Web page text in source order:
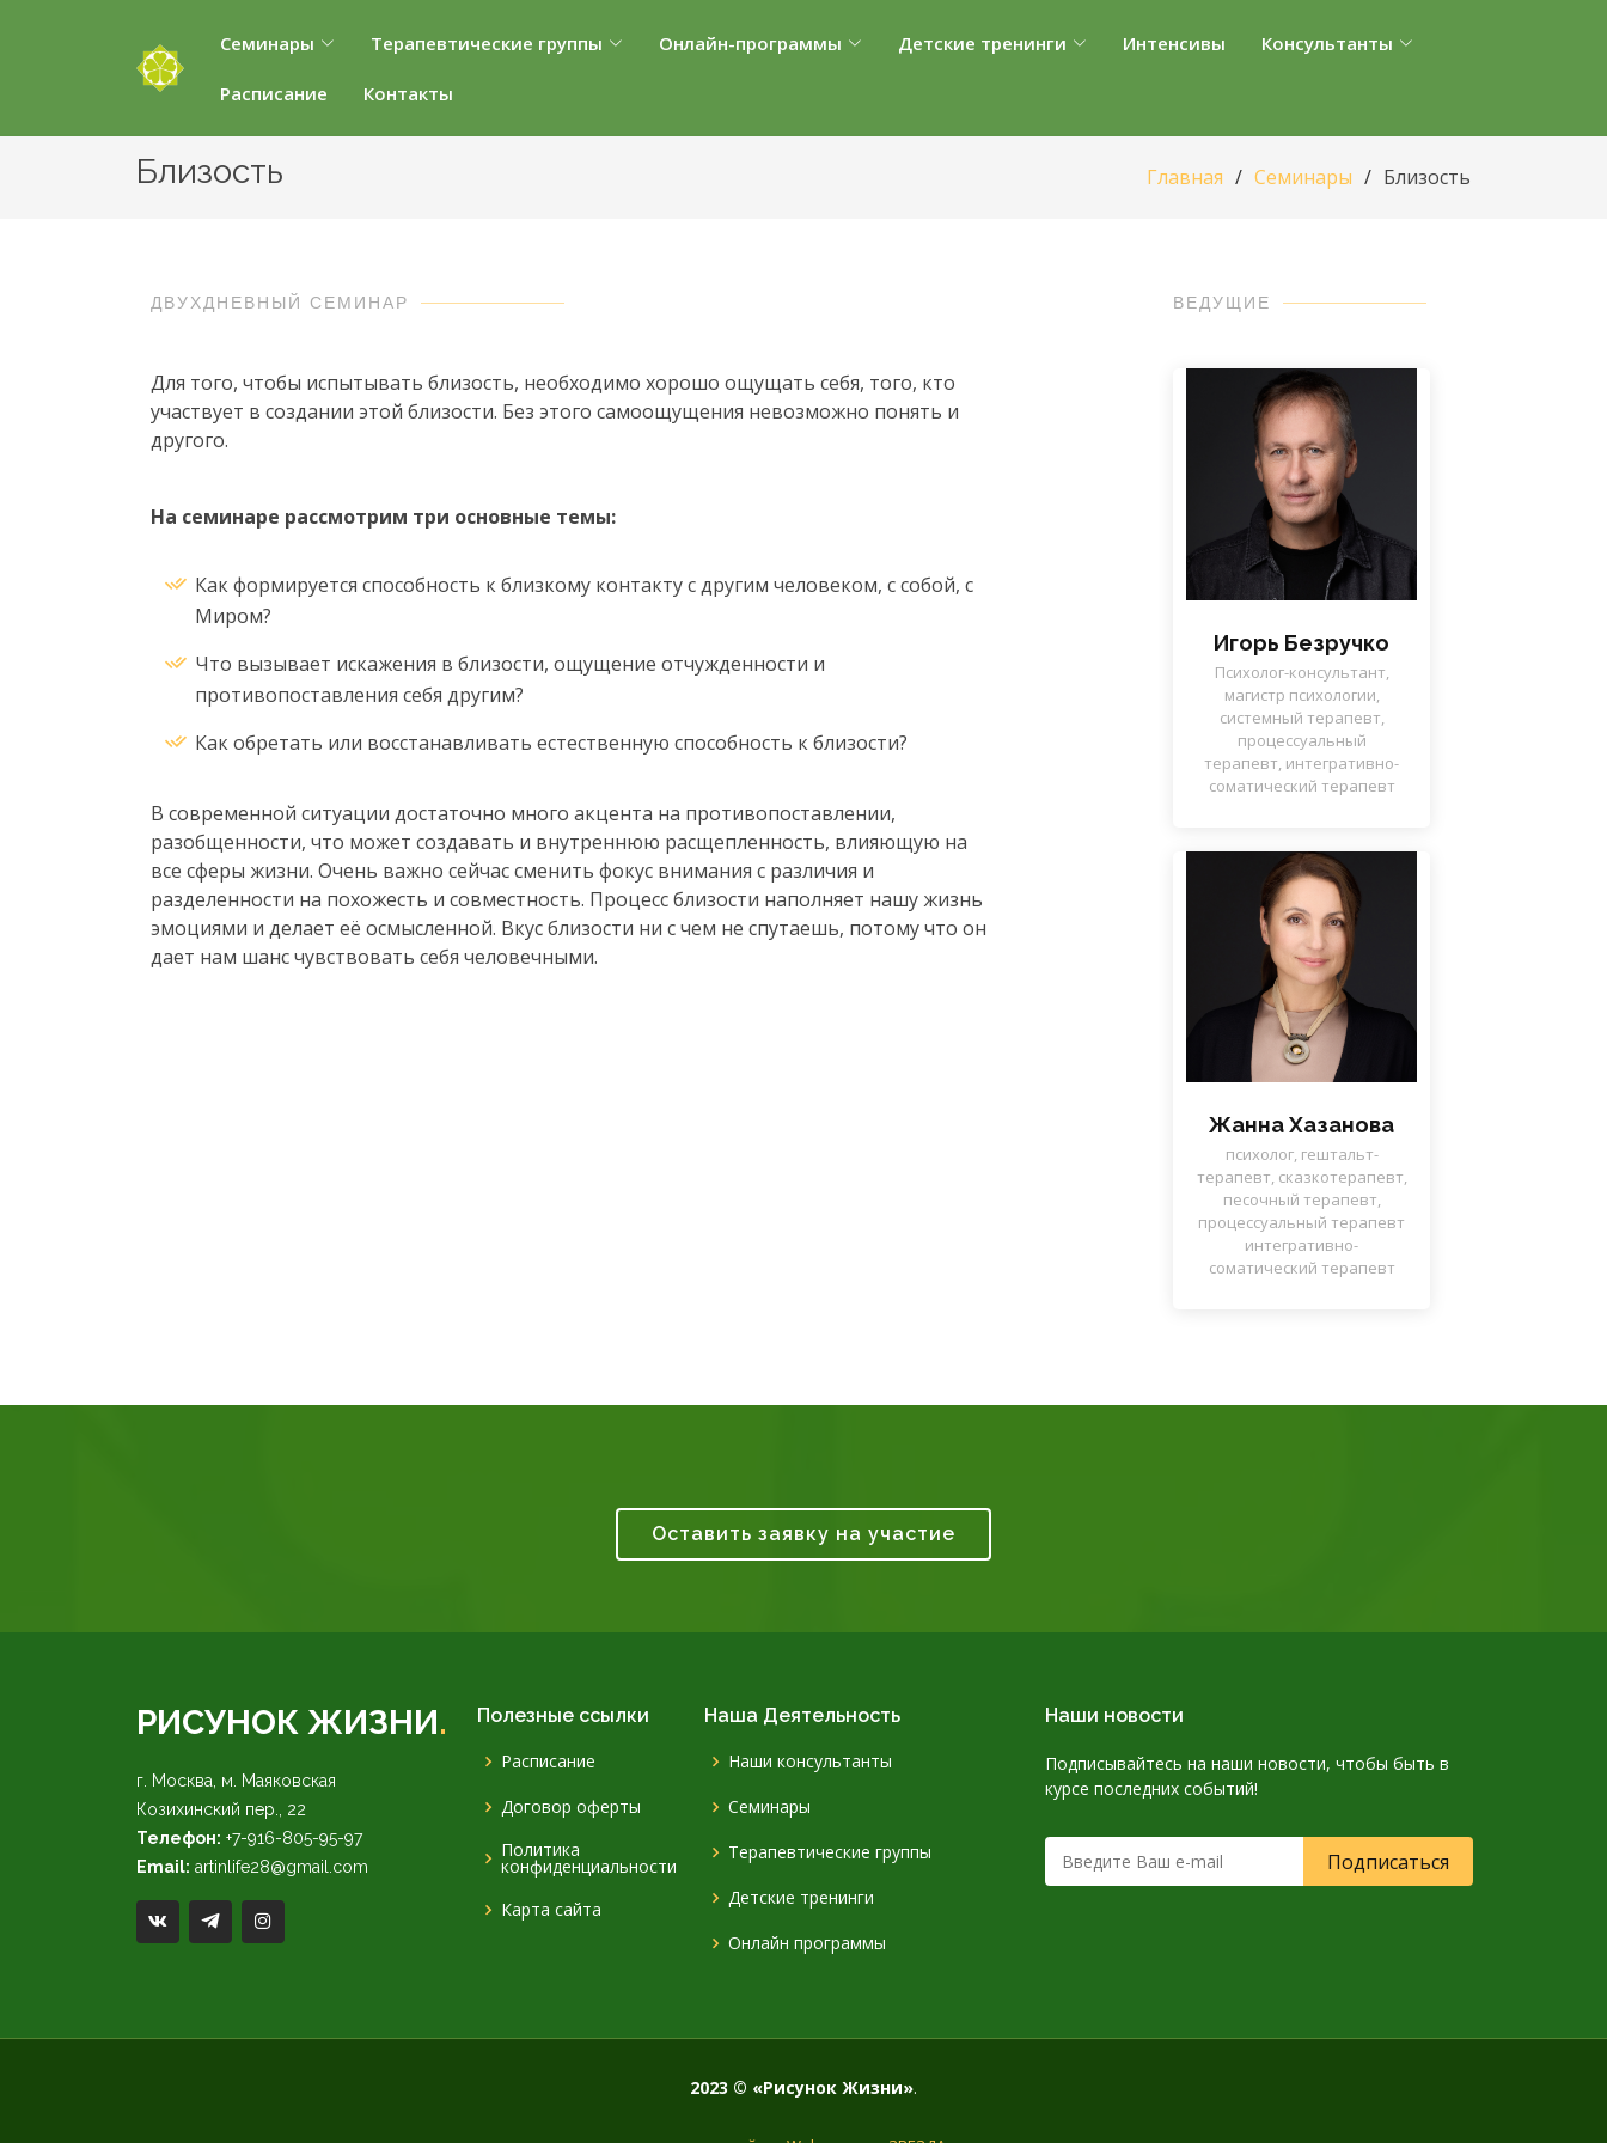
Семинары Терапевтические группы Онлайн-программы Детские тренинги Интенсивы Консультанты
Расписание Контакты
Близость Главная Семинары Близость
ДВУХДНЕВНЫЙ СЕМИНАР
Для того, чтобы испытывать близость, необходимо хорошо ощущать себя, того, кто
участвует в создании этой близости. Без этого самоощущения невозможно понять и
другого.
На семинаре рассмотрим три основные темы:
Как формируется способность к близкому контакту с другим человеком, с собой, с
Миром?
Что вызывает искажения в близости, ощущение отчужденности и
противопоставления себя другим?
Как обретать или восстанавливать естественную способность к близости?
В современной ситуации достаточно много акцента на противопоставлении,
разобщенности, что может создавать и внутреннюю расщепленность, влияющую на
все сферы жизни. Очень важно сейчас сменить фокус внимания с различия и
разделенности на похожесть и совместность. Процесс близости наполняет нашу жизнь
эмоциями и делает её осмысленной. Вкус близости ни с чем не спутаешь, потому что он
дает нам шанс чувствовать себя человечными.
ВЕДУЩИЕ
Игорь Безручко
Психолог-консультант,
магистр психологии,
системный терапевт,
процессуальный
терапевт, интегративно-
соматический терапевт
Жанна Хазанова
психолог, гештальт-
терапевт, сказкотерапевт,
песочный терапевт,
процессуальный терапевт
интегративно-
соматический терапевт
Оставить заявку на участие
РИСУНОК ЖИЗНИ.
г. Москва, м. Маяковская
Козихинский пер., 22
Телефон: +7-916-805-95-97
Email: artinlife28@gmail.com
Полезные ссылки
Расписание
Договор оферты
Политика
конфиденциальности
Карта сайта
Наша Деятельность
Наши консультанты
Семинары
Терапевтические группы
Детские тренинги
Онлайн программы
Наши новости
Подписывайтесь на наши новости, чтобы быть в
курсе последних событий!
2023 © «Рисунок Жизни».